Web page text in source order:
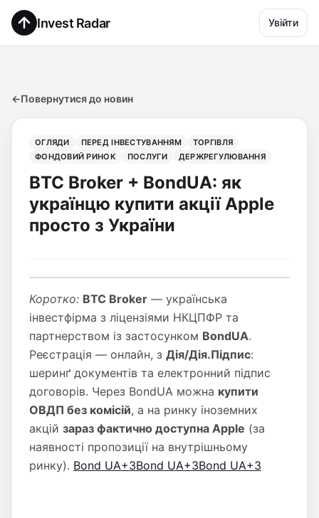
Invest Radar Увійти
←Повернутися до новин
ОГЛЯДИ ПЕРЕД ІНВЕСТУВАННЯМ
ТОРГІВЛЯ
ФОНДОВИЙ РИНОК
ПОСЛУГИ ДЕРЖРЕГУЛЮВАННЯ
BTC Broker + BondUA: як
українцю купити акції Apple
просто з України
Коротко: BTC Broker — українська
інвестфірма з ліцензіями НКЦПФР та
партнерством із застосунком BondUA.
Реєстрація — онлайн, з Дія/Дія.Підпис:
шеринґ документів та електронний підпис
договорів. Через BondUA можна купити
ОВДП без комісій, а на ринку іноземних
акцій зараз фактично доступна Apple (за
наявності пропозиції на внутрішньому
ринку). Bond UA+3Bond UA+3Bond UA+3